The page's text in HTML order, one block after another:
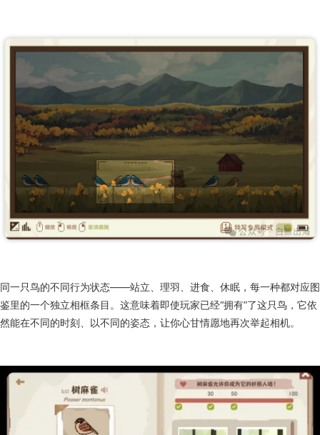
和声音，还塞了习性、喜好和轻科普，语言风格也是一如既往充满了官方
的幽默感，更贴心的是怕玩家不认识鸟名里的生僻字，在图鉴里也标好了
不过真正让观鸟收集党欲罢不能的，是游戏内置的拍照系统。
玩家可以按下右键打开相机，在任意时刻按下快门，抓拍各种小鸟们行
走、梳毛、进食、发呆的瞬间。